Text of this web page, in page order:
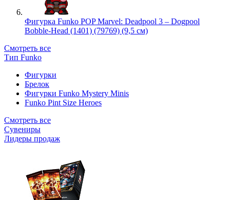
Фигурка Funko POP Marvel: Deadpool 3 – Dogpool
Bobble-Head (1401) (79769) (9,5 см)
Смотреть все
Тип Funko
Фигурки
Брелок
Фигурки Funko Mystery Minis
Funko Pint Size Heroes
Смотреть все
Сувениры
Лидеры продаж